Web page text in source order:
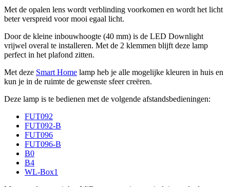
Met de opalen lens wordt verblinding voorkomen en wordt het licht
beter verspreid voor mooi egaal licht.
Door de kleine inbouwhoogte (40 mm) is de LED Downlight
vrijwel overal te installeren. Met de 2 klemmen blijft deze lamp
perfect in het plafond zitten.
Met deze Smart Home lamp heb je alle mogelijke kleuren in huis en
kun je in de ruimte de gewenste sfeer creëren.
Deze lamp is te bedienen met de volgende afstandsbedieningen:
FUT092
FUT092-B
FUT096
FUT096-B
B0
B4
WL-Box1